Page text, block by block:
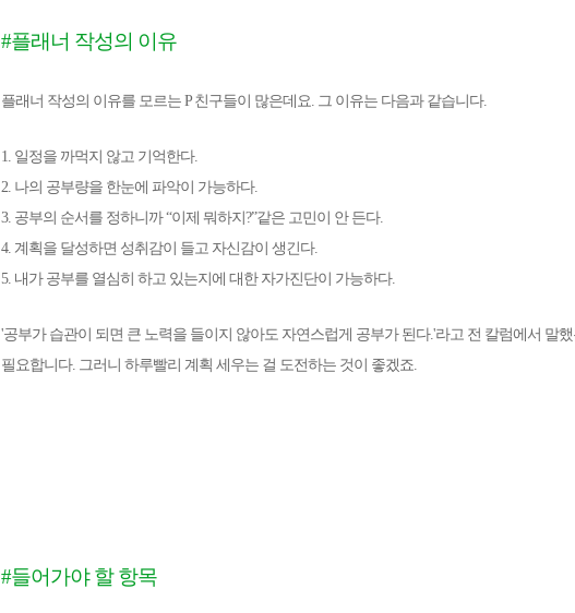
#플래너 작성의 이유
플래너 작성의 이유를 모르는 P 친구들이 많은데요. 그 이유는 다음과 같습니다.
1. 일정을 까먹지 않고 기억한다.
2. 나의 공부량을 한눈에 파악이 가능하다.
3. 공부의 순서를 정하니까 “이제 뭐하지?”같은 고민이 안 든다.
4. 계획을 달성하면 성취감이 들고 자신감이 생긴다.
5. 내가 공부를 열심히 하고 있는지에 대한 자가진단이 가능하다.
'공부가 습관이 되면 큰 노력을 들이지 않아도 자연스럽게 공부가 된다.'라고 전 칼럼에서 말
필요합니다. 그러니 하루빨리 계획 세우는 걸 도전하는 것이 좋겠죠.
#들어가야 할 항목